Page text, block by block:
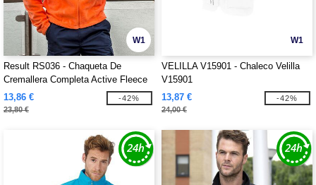
W1
Result RS036 - Chaqueta De
Cremallera Completa Active Fleece
13,86 €
23,80 €
-42%
W1
VELILLA V15901 - Chaleco Velilla
V15901
13,87 €
24,00 €
-42%